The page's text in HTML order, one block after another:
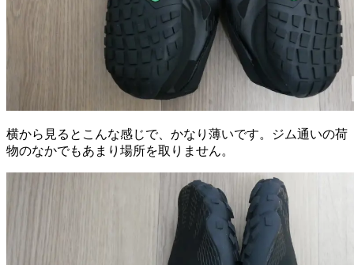
横から見るとこんな感じで、かなり薄いです。ジム通いの荷
物のなかでもあまり場所を取りません。